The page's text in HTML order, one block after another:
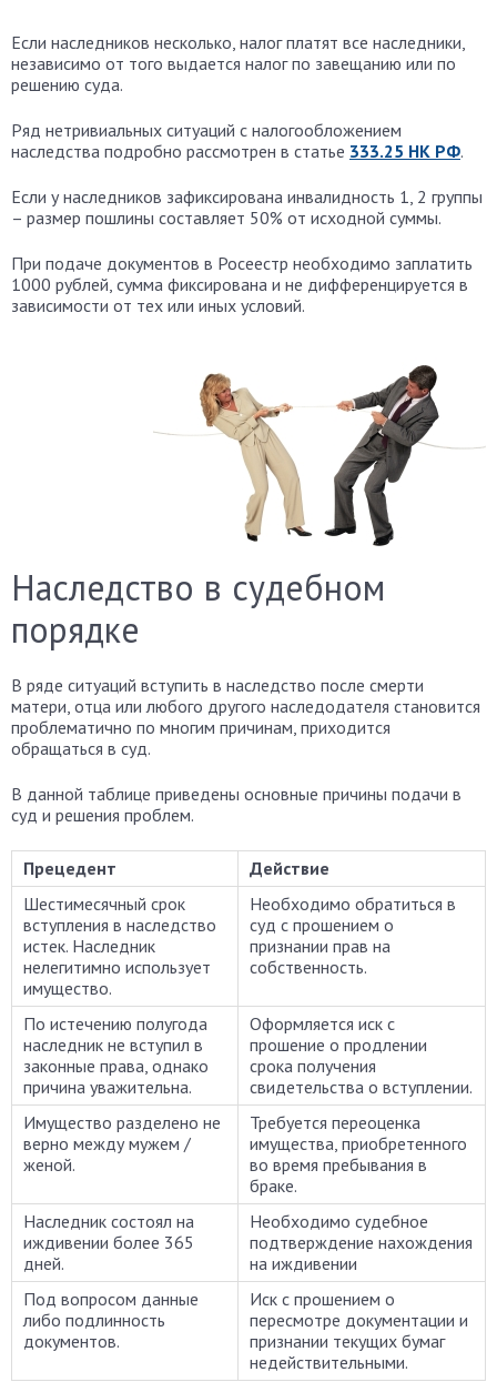
Если наследников несколько, налог платят все наследники,
независимо от того выдается налог по завещанию или по
решению суда.
Ряд нетривиальных ситуаций с налогообложением
наследства подробно рассмотрен в статье 333.25 НК РФ.
Если у наследников зафиксирована инвалидность 1, 2 группы
– размер пошлины составляет 50% от исходной суммы.
При подаче документов в Росеестр необходимо заплатить
1000 рублей, сумма фиксирована и не дифференцируется в
зависимости от тех или иных условий.
Наследство в судебном
порядке
В ряде ситуаций вступить в наследство после смерти
матери, отца или любого другого наследодателя становится
проблематично по многим причинам, приходится
обращаться в суд.
В данной таблице приведены основные причины подачи в
суд и решения проблем.
Прецедент
Действие
Шестимесячный срок
вступления в наследство
истек. Наследник
нелегитимно использует
имущество.
Необходимо обратиться в
суд с прошением о
признании прав на
собственность.
По истечению полугода
наследник не вступил в
законные права, однако
причина уважительна.
Оформляется иск с
прошение о продлении
срока получения
свидетельства о вступлении.
Имущество разделено не
верно между мужем /
женой.
Требуется переоценка
имущества, приобретенного
во время пребывания в
браке.
Наследник состоял на
иждивении более 365
дней.
Необходимо судебное
подтверждение нахождения
на иждивении
Под вопросом данные
либо подлинность
документов.
Иск с прошением о
пересмотре документации и
признании текущих бумаг
недействительными.